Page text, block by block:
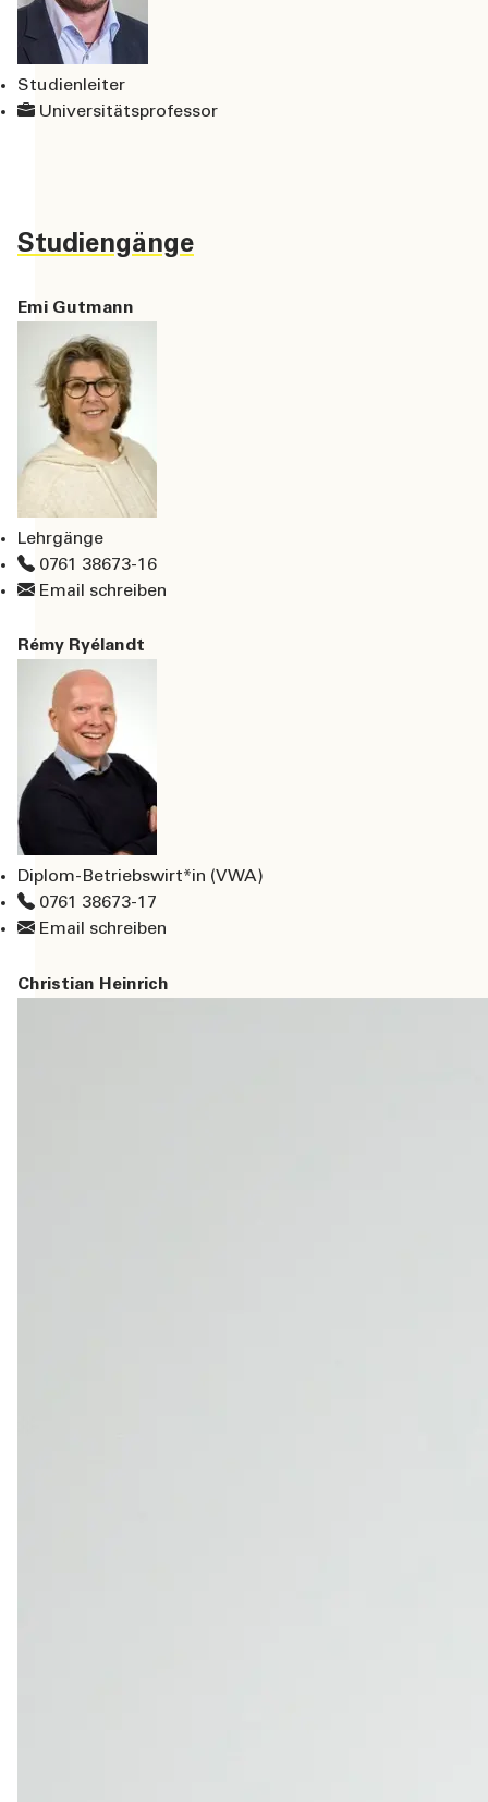
Studienleiter
Universitätsprofessor
Studiengänge
Emi Gutmann
Lehrgänge
0761 38673-16
Email schreiben
Rémy Ryélandt
Diplom-Betriebswirt*in (VWA)
0761 38673-17
Email schreiben
Christian Heinrich